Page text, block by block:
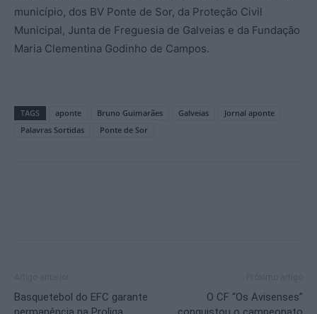
município, dos BV Ponte de Sor, da Proteção Civil
Municipal, Junta de Freguesia de Galveias e da Fundação
Maria Clementina Godinho de Campos.
TAGS aponte Bruno Guimarães Galveias
Jornal aponte
Palavras Sortidas
Ponte de Sor
Basquetebol do EFC garante
O CF “Os Avisenses”